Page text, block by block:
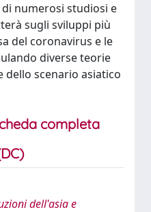
numerosi studiosi e
sugli sviluppi più
del coronavirus e le
diverse teorie
dello scenario asiatico
completa
dell'asia e